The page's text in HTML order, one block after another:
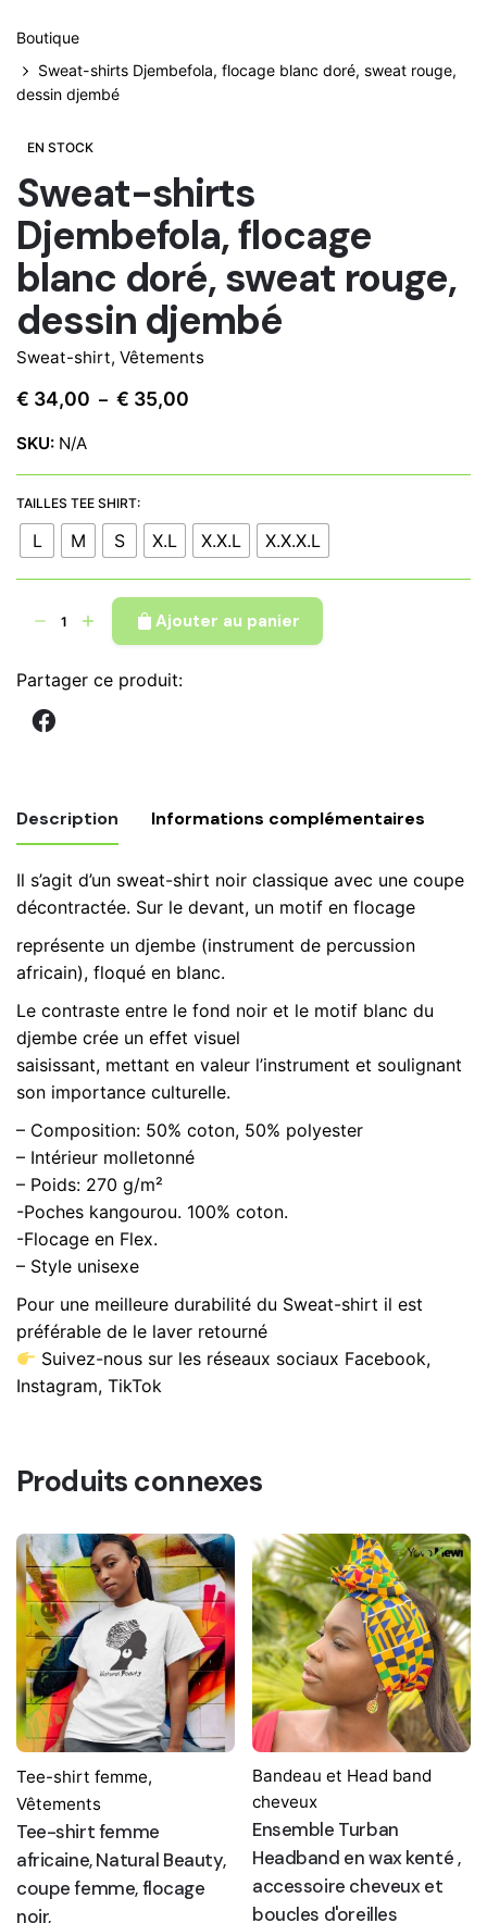
Boutique
Sweat-shirts Djembefola, flocage blanc doré, sweat rouge,
dessin djembé
EN STOCK
Sweat-shirts
Djembefola, flocage
blanc doré, sweat rouge,
dessin djembé
Sweat-shirt, Vêtements
€ 34,00 – € 35,00
€ 34,00
€ 35,00
SKU: N/A
TAILLES TEE SHIRT:
L M S X.L X.X.L X.X.X.L
shirts
Djembefola,
sweat
dessin
djembé
Ajouter au panier
Partager ce produit:
Description Informations complémentaires
Il s’agit d’un sweat-shirt noir classique avec une coupe
décontractée. Sur le devant, un motif en flocage
représente un djembe (instrument de percussion
africain), floqué en blanc.
Le contraste entre le fond noir et le motif blanc du
djembe crée un effet visuel
saisissant, mettant en valeur l’instrument et soulignant
son importance culturelle.
– Composition: 50% coton, 50% polyester
– Intérieur molletonné
– Poids: 270 g/m²
-Poches kangourou. 100% coton.
-Flocage en Flex.
– Style unisexe
Pour une meilleure durabilité du Sweat-shirt il est
préférable de le laver retourné
Suivez-nous sur les réseaux sociaux Facebook,
Instagram, TikTok
Poids kg
Tailles Tee
shirt
L, M, S, X.L, X.X.L, X.X.X.L
Produits connexes
Tee-shirt femme,
Vêtements
Tee-shirt femme
africaine, Natural Beauty,
coupe femme, flocage
noir,
Bandeau et Head band
cheveux
Ensemble Turban
Headband en wax kenté ,
accessoire cheveux et
boucles d'oreilles